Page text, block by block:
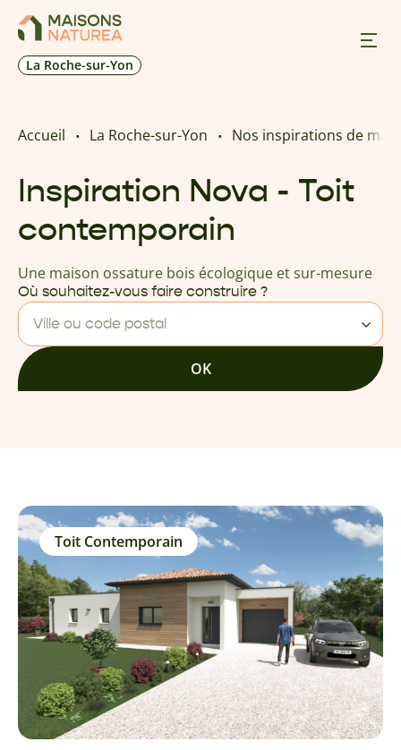
La Roche-sur-Yon
Nos offres
Prendre RDV
Accueil La Roche-sur-Yon Nos inspirations de
Inspiration Nova - Toit
contemporain
Une maison ossature bois écologique et sur-mesure
Où souhaitez-vous faire construire ?
Ville ou code postal
OK
Toit Contemporain